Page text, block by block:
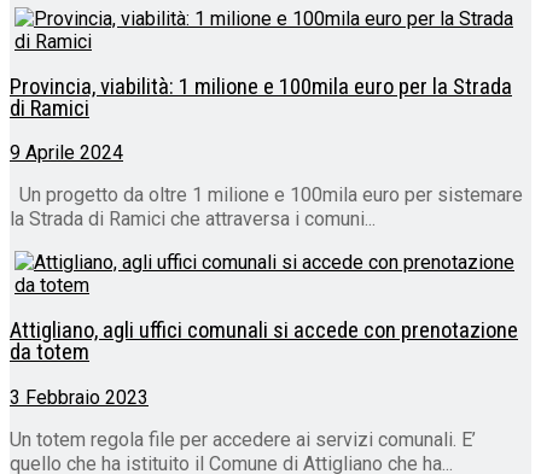
Provincia, viabilità: 1 milione e 100mila euro per la Strada
di Ramici
9 Aprile 2024
Un progetto da oltre 1 milione e 100mila euro per sistemare
la Strada di Ramici che attraversa i comuni...
Attigliano, agli uffici comunali si accede con prenotazione
da totem
3 Febbraio 2023
Un totem regola file per accedere ai servizi comunali. E’
quello che ha istituito il Comune di Attigliano che ha...